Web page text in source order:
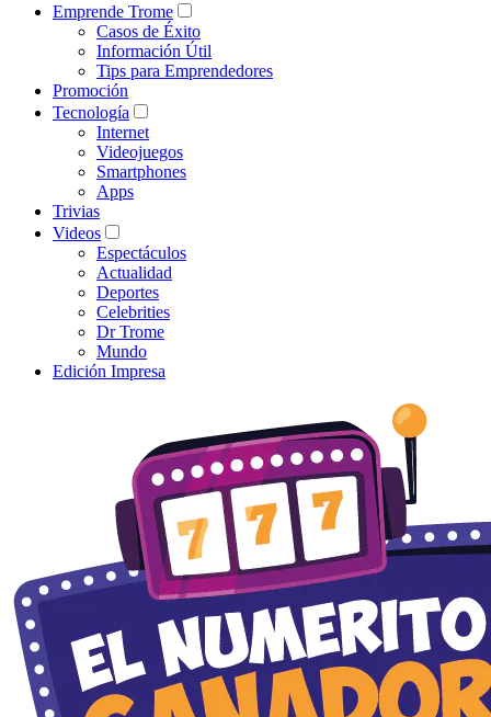
Emprende Trome
Casos de Éxito
Información Útil
Tips para Emprendedores
Promoción
Tecnología
Internet
Videojuegos
Smartphones
Apps
Trivias
Videos
Espectáculos
Actualidad
Deportes
Celebrities
Dr Trome
Mundo
Edición Impresa